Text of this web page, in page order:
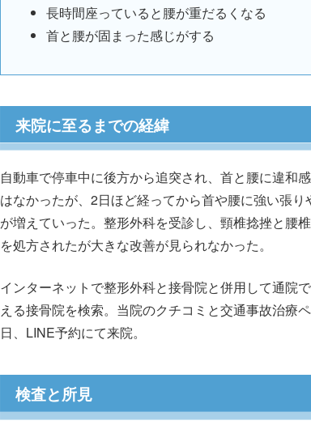
長時間座っていると腰が重だるくなる
首と腰が固まった感じがする
来院に至るまでの経緯
自動車で停車中に後方から追突され、首と腰に違和
はなかったが、2日ほど経ってから首や腰に強い張
が増えていった。整形外科を受診し、頸椎捻挫と腰
を処方されたが大きな改善が見られなかった。
インターネットで整形外科と接骨院と併用して通院
える接骨院を検索。当院のクチコミと交通事故治療
日、LINE予約にて来院。
検査と所見